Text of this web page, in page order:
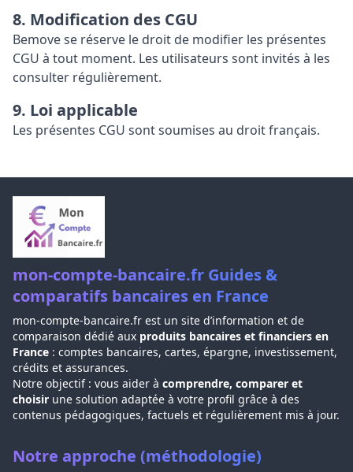
8. Modification des CGU
Bemove se réserve le droit de modifier les présentes
CGU à tout moment. Les utilisateurs sont invités à les
consulter régulièrement.
9. Loi applicable
Les présentes CGU sont soumises au droit français.
mon-compte-bancaire.fr Guides &
comparatifs bancaires en France
mon-compte-bancaire.fr est un site d’information et de
comparaison dédié aux produits bancaires et financiers en
France : comptes bancaires, cartes, épargne, investissement,
crédits et assurances.
Notre objectif : vous aider à comprendre, comparer et
choisir une solution adaptée à votre profil grâce à des
contenus pédagogiques, factuels et régulièrement mis à jour.
Notre approche (méthodologie)